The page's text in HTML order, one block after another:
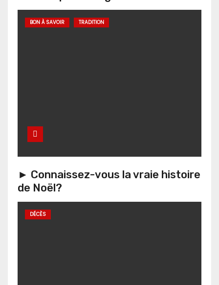
BON À SAVOIR TRADITION
► Connaissez-vous la vraie histoire
de Noël?
DÉCÈS